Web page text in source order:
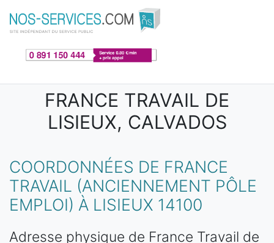
Aller au contenu principal
FRANCE TRAVAIL DE
LISIEUX, CALVADOS
COORDONNÉES DE FRANCE
TRAVAIL (ANCIENNEMENT PÔLE
EMPLOI) À LISIEUX 14100
Adresse physique de France Travail de